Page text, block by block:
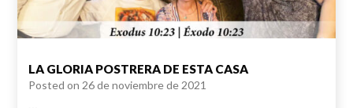
LA GLORIA POSTRERA DE ESTA CASA
Posted on 26 de noviembre de 2021
…